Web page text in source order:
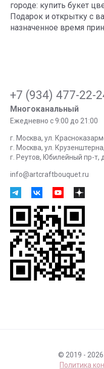
городе: купить букет
Подарок и открытку с
назначенное время
+7 (934) 477-22-
Многоканальный
Ежедневно с 9:00 до 21:00
г. Москва, ул.
г. Москва, ул.
г. Реутов, Юбилейный пр-т,
info@artcraftbouquet.ru
© 2019 -
Политика